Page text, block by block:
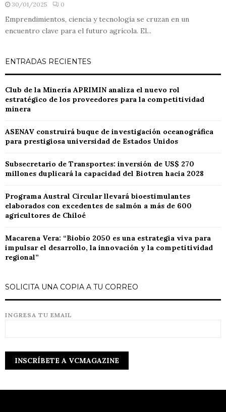
30/01/2025 0
Emprendimientos, ciencia y tecnología se cruzan en un
encuentro clave para el futuro agrícola. El...
ENTRADAS RECIENTES
Club de la Minería APRIMIN analiza el nuevo rol
estratégico de los proveedores para la competitividad
minera
ASENAV construirá buque de investigación oceanográfica
para prestigiosa universidad de Estados Unidos
Subsecretario de Transportes: inversión de US$ 270
millones duplicará la capacidad del Biotren hacia 2028
Programa Austral Circular llevará bioestimulantes
elaborados con excedentes de salmón a más de 600
agricultores de Chiloé
Macarena Vera: “Biobío 2050 es una estrategia viva para
impulsar el desarrollo, la innovación y la competitividad
regional”
SOLICITA UNA COPIA A TU CORREO
INGRESA TU EMAIL